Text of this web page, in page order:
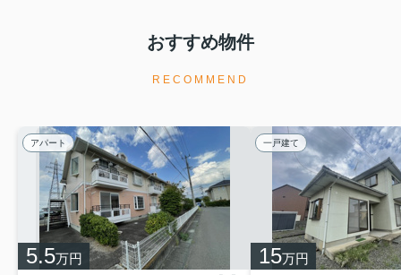
おすすめ物件
RECOMMEND
アパート
5.5万円
一戸建て
15万円